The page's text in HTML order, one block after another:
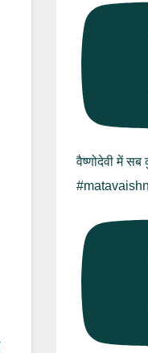
वैष्णोदेवी में सब